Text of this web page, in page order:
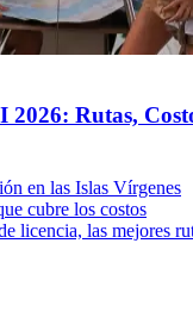
Rutas,
en las Islas Vírgenes
cubre los costos
licencia, las mejores